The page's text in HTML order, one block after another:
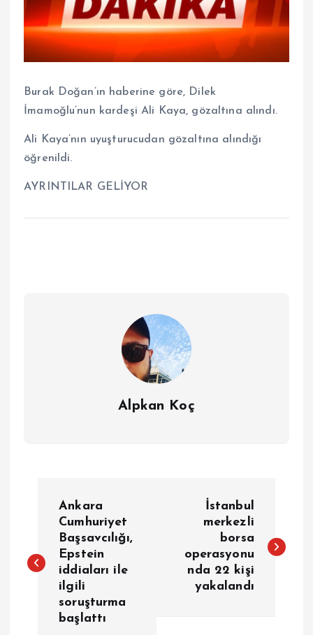
Burak Doğan’ın haberine göre, Dilek
İmamoğlu’nun kardeşi Ali Kaya, gözaltına alındı.
Ali Kaya’nın uyuşturucudan gözaltına alındığı
öğrenildi.
AYRINTILAR GELİYOR
Alpkan Koç
z
Ankara
Cumhuriyet
Başsavcılığı,
Epstein
iddiaları ile
ilgili
soruşturma
başlattı
İstanbul
merkezli
borsa
operasyonu
nda 22 kişi
yakalandı